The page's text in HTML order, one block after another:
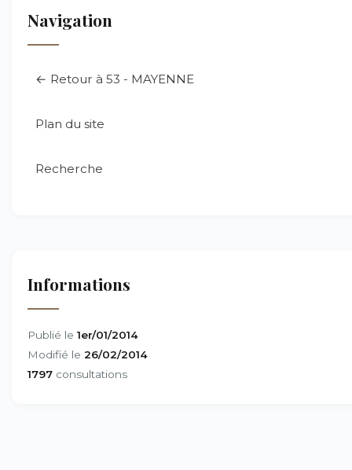
Navigation
← Retour à 53 - MAYENNE
Plan du site
Recherche
Informations
Publié le 1er/01/2014
Modifié le 26/02/2014
1797 consultations